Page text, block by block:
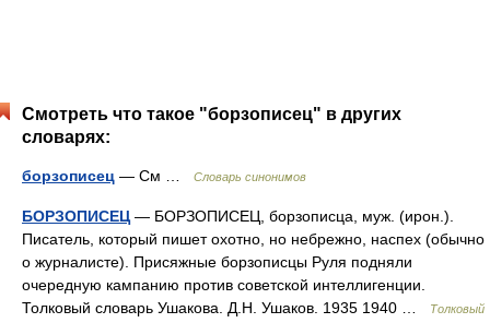
Смотреть что такое "борзописец" в других
словарях:
борзописец — См … Словарь синонимов
БОРЗОПИСЕЦ — БОРЗОПИСЕЦ, борзописца, муж. (ирон.).
Писатель, который пишет охотно, но небрежно, наспех (обычно
о журналисте). Присяжные борзописцы Руля подняли
очередную кампанию против советской интеллигенции.
Толковый словарь Ушакова. Д.Н. Ушаков. 1935 1940 …
Толковый